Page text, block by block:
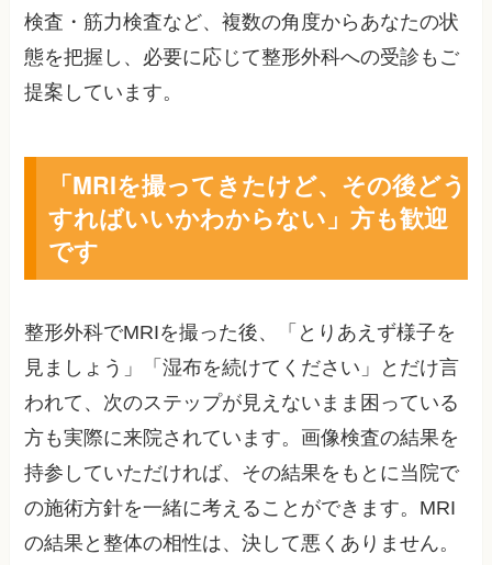
検査・筋力検査など、複数の角度からあなたの状
態を把握し、必要に応じて整形外科への受診もご
提案しています。
「MRIを撮ってきたけど、その後どう
すればいいかわからない」方も歓迎
です
整形外科でMRIを撮った後、「とりあえず様子を
見ましょう」「湿布を続けてください」とだけ言
われて、次のステップが見えないまま困っている
方も実際に来院されています。画像検査の結果を
持参していただければ、その結果をもとに当院で
の施術方針を一緒に考えることができます。MRI
の結果と整体の相性は、決して悪くありません。